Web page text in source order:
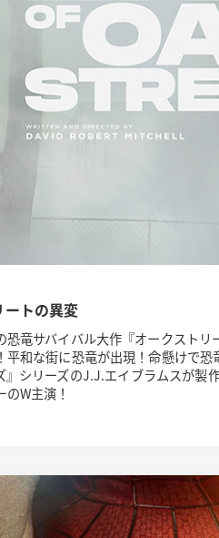
ートの異変
恐竜サバイバル大作『オークストリ
平和な街に恐竜が出現！命懸けで
』シリーズのJ.J.エイブラムスが製
W主演！